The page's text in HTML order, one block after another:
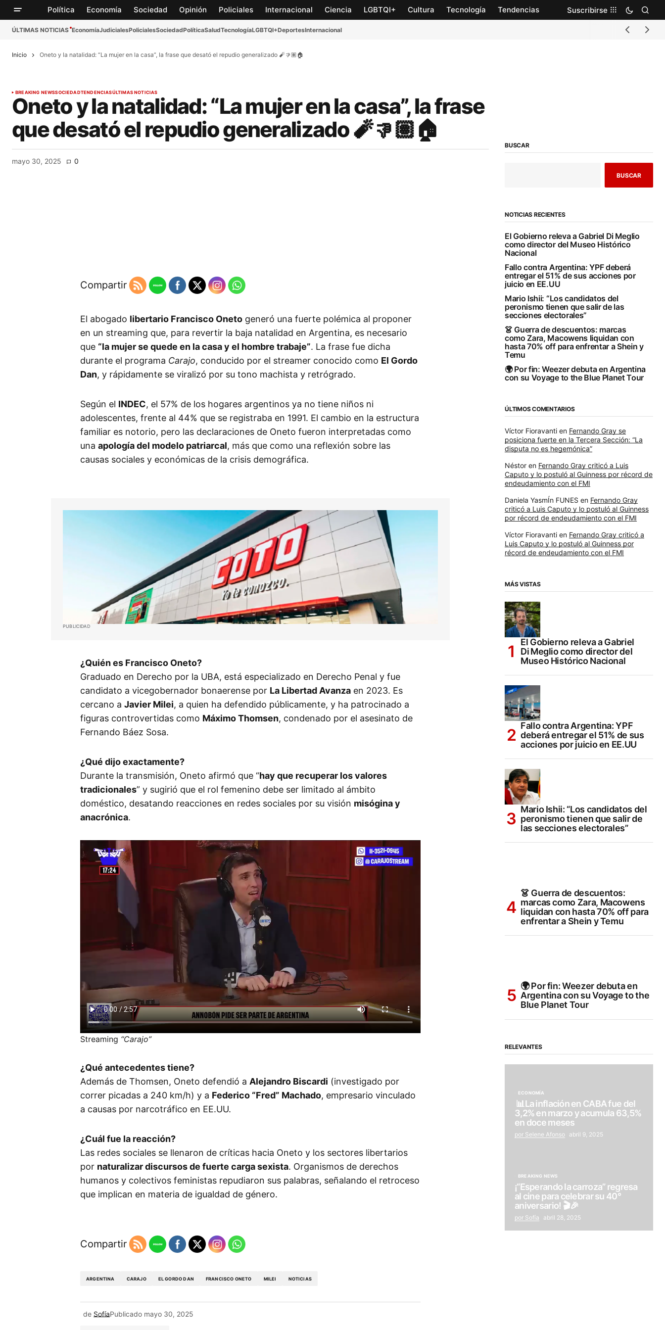
Política Economía Sociedad Opinión Policiales Internacional Ciencia LGBTQI+ Cultura Tecnología Tendencias Suscribirse
ÚLTIMAS NOTICIAS EconomíaJudicialesPolicialesSociedadPolíticaSaludTecnologíaLGBTQI+DeportesInternacional
Inicio Oneto y la natalidad: “La mujer en la casa”, la frase que desató el repudio generalizado 🧨👎🏽🏠
BREAKING NEWSSOCIEDADTENDENCIASÚLTIMAS NOTICIAS
Oneto y la natalidad: “La mujer en la casa”, la frase
que desató el repudio generalizado 🧨👎🏽🏠
mayo 30, 2025 0
Compartir
El abogado libertario Francisco Oneto generó una fuerte polémica al proponer
en un streaming que, para revertir la baja natalidad en Argentina, es necesario
que “la mujer se quede en la casa y el hombre trabaje”. La frase fue dicha
durante el programa Carajo, conducido por el streamer conocido como El Gordo
Dan, y rápidamente se viralizó por su tono machista y retrógrado.
Según el INDEC, el 57% de los hogares argentinos ya no tiene niños ni
adolescentes, frente al 44% que se registraba en 1991. El cambio en la estructura
familiar es notorio, pero las declaraciones de Oneto fueron interpretadas como
una apología del modelo patriarcal, más que como una reflexión sobre las
causas sociales y económicas de la crisis demográfica.
PUBLICIDAD
¿Quién es Francisco Oneto?
Graduado en Derecho por la UBA, está especializado en Derecho Penal y fue
candidato a vicegobernador bonaerense por La Libertad Avanza en 2023. Es
cercano a Javier Milei, a quien ha defendido públicamente, y ha patrocinado a
figuras controvertidas como Máximo Thomsen, condenado por el asesinato de
Fernando Báez Sosa.
¿Qué dijo exactamente?
Durante la transmisión, Oneto afirmó que “hay que recuperar los valores
tradicionales” y sugirió que el rol femenino debe ser limitado al ámbito
doméstico, desatando reacciones en redes sociales por su visión misógina y
anacrónica.
Streaming “Carajo”
¿Qué antecedentes tiene?
Además de Thomsen, Oneto defendió a Alejandro Biscardi (investigado por
correr picadas a 240 km/h) y a Federico “Fred” Machado, empresario vinculado
a causas por narcotráfico en EE.UU.
¿Cuál fue la reacción?
Las redes sociales se llenaron de críticas hacia Oneto y los sectores libertarios
por naturalizar discursos de fuerte carga sexista. Organismos de derechos
humanos y colectivos feministas repudiaron sus palabras, señalando el retroceso
que implican en materia de igualdad de género.
Compartir
ARGENTINA CARAJO EL GORDO DAN FRANCISCO ONETO MILEI NOTICIAS
de SofíaPublicado mayo 30, 2025
BUSCAR
BUSCAR
NOTICIAS RECIENTES
El Gobierno releva a Gabriel Di Meglio
como director del Museo Histórico
Nacional
Fallo contra Argentina: YPF deberá
entregar el 51% de sus acciones por
juicio en EE.UU
Mario Ishii: “Los candidatos del
peronismo tienen que salir de las
secciones electorales”
👗 Guerra de descuentos: marcas
como Zara, Macowens liquidan con
hasta 70% off para enfrentar a Shein y
Temu
🌍 Por fin: Weezer debuta en Argentina
con su Voyage to the Blue Planet Tour
ÚLTIMOS COMENTARIOS
Víctor Fioravanti en Fernando Gray se
posiciona fuerte en la Tercera Sección: “La
disputa no es hegemónica”
Néstor en Fernando Gray criticó a Luis
Caputo y lo postuló al Guinness por récord de
endeudamiento con el FMI
Daniela YasmÍn FUNES en Fernando Gray
criticó a Luis Caputo y lo postuló al Guinness
por récord de endeudamiento con el FMI
Víctor Fioravanti en Fernando Gray criticó a
Luis Caputo y lo postuló al Guinness por
récord de endeudamiento con el FMI
MÁS VISTAS
El Gobierno releva a Gabriel
Di Meglio como director del
Museo Histórico Nacional
Fallo contra Argentina: YPF
deberá entregar el 51% de sus
acciones por juicio en EE.UU
Mario Ishii: “Los candidatos del
peronismo tienen que salir de
las secciones electorales”
👗 Guerra de descuentos:
marcas como Zara, Macowens
liquidan con hasta 70% off para
enfrentar a Shein y Temu
🌍 Por fin: Weezer debuta en
Argentina con su Voyage to the
Blue Planet Tour
RELEVANTES
ECONOMÍA
📊La inflación en CABA fue del
3,2% en marzo y acumula 63,5%
en doce meses
por Selene Afonso abril 9, 2025
BREAKING NEWS
¡“Esperando la carroza” regresa
al cine para celebrar su 40°
aniversario! 🎬🎉
por Sofía abril 28, 2025